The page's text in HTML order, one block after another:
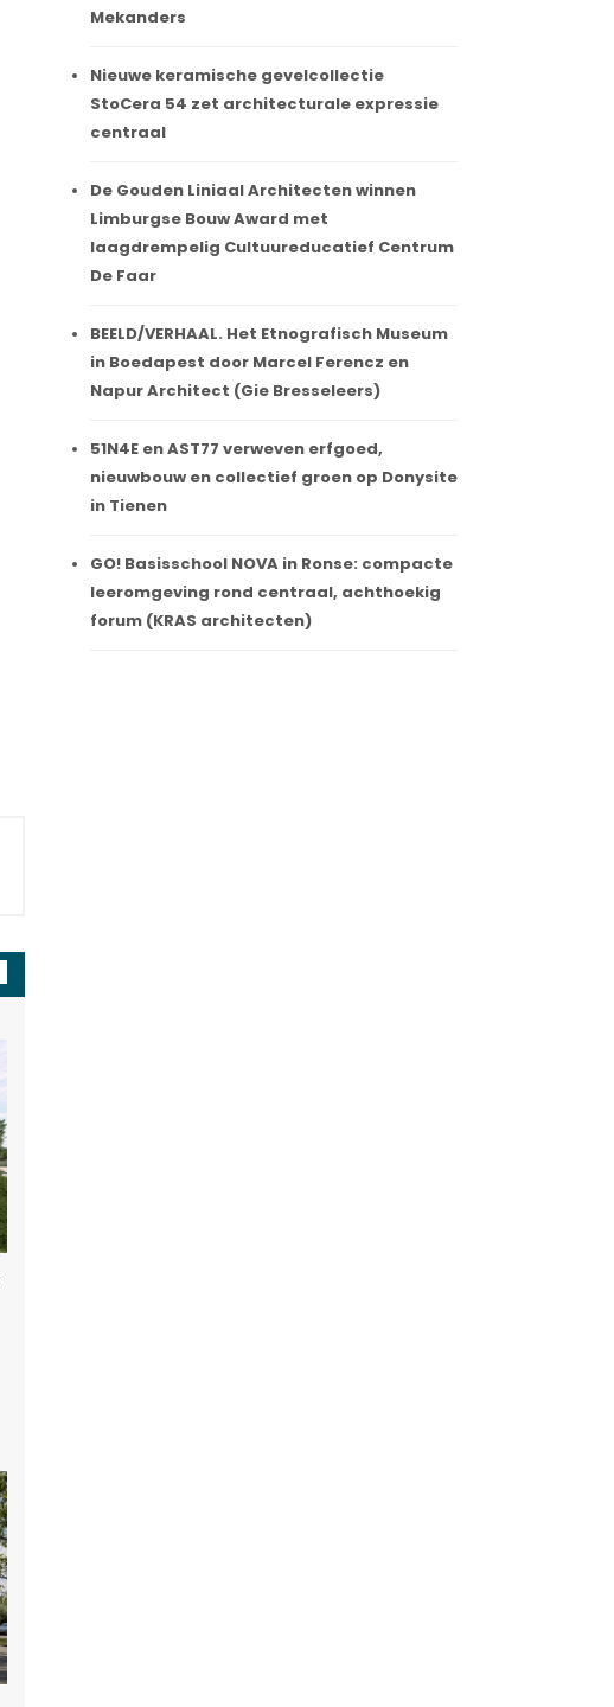
Mekanders
Nieuwe keramische gevelcollectie
StoCera 54 zet architecturale expressie
centraal
De Gouden Liniaal Architecten winnen
Limburgse Bouw Award met
laagdrempelig Cultuureducatief Centrum
De Faar
BEELD/VERHAAL. Het Etnografisch Museum
in Boedapest door Marcel Ferencz en
Napur Architect (Gie Bresseleers)
51N4E en AST77 verweven erfgoed,
nieuwbouw en collectief groen op Donysite
in Tienen
GO! Basisschool NOVA in Ronse: compacte
leeromgeving rond centraal, achthoekig
forum (KRAS architecten)